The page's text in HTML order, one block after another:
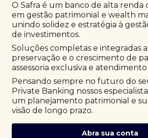
O Safra é um banco de alta renda
em gestão patrimonial e wealth
unindo solidez e estratégia à
de investimentos.
Soluções completas e integradas
preservação e o crescimento de
assessoria exclusiva e
Pensando sempre no futuro do
Private Banking nossos
um planejamento patrimonial e
visão de longo prazo.
Abra sua conta